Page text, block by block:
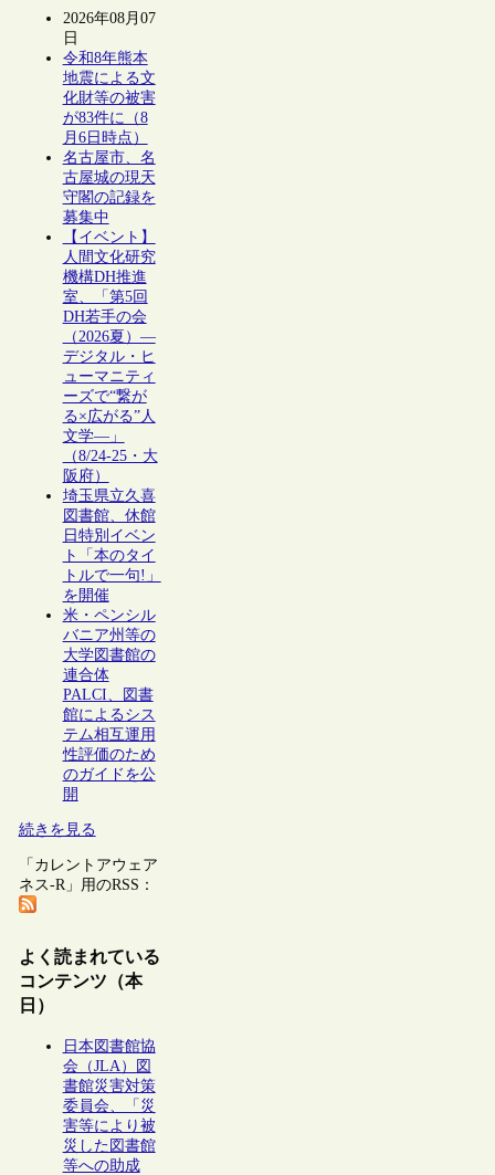
2026年08月07
日
令和8年熊本
地震による文
化財等の被害
が83件に（8
月6日時点）
名古屋市、名
古屋城の現天
守閣の記録を
募集中
【イベント】
人間文化研究
機構DH推進
室、「第5回
DH若手の会
（2026夏）―
デジタル・ヒ
ューマニティ
ーズで“繋が
る×広がる”人
文学―」
（8/24-25・大
阪府）
埼玉県立久喜
図書館、休館
日特別イベン
ト「本のタイ
トルで一句!」
を開催
米・ペンシル
バニア州等の
大学図書館の
連合体
PALCI、図書
館によるシス
テム相互運用
性評価のため
のガイドを公
開
続きを見る
「カレントアウェア
ネス-R」用のRSS：
よく読まれている
コンテンツ（本
日）
日本図書館協
会（JLA）図
書館災害対策
委員会、「災
害等により被
災した図書館
等への助成